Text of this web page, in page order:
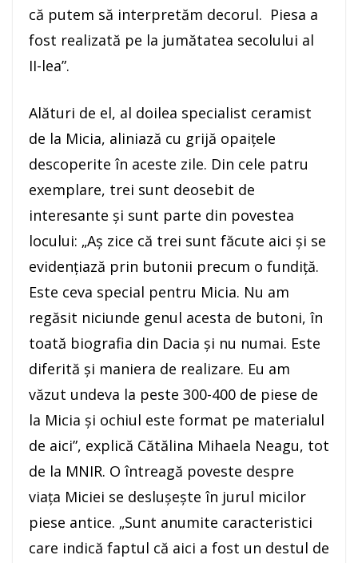
că putem să interpretăm decorul. Piesa a
fost realizată pe la jumătatea secolului al
II-lea”.
Alături de el, al doilea specialist ceramist
de la Micia, aliniază cu grijă opaiţele
descoperite în aceste zile. Din cele patru
exemplare, trei sunt deosebit de
interesante şi sunt parte din povestea
locului: „Aş zice că trei sunt făcute aici şi se
evidenţiază prin butonii precum o fundiţă.
Este ceva special pentru Micia. Nu am
regăsit niciunde genul acesta de butoni, în
toată biografia din Dacia şi nu numai. Este
diferită şi maniera de realizare. Eu am
văzut undeva la peste 300-400 de piese de
la Micia şi ochiul este format pe materialul
de aici”, explică Cătălina Mihaela Neagu, tot
de la MNIR. O întreagă poveste despre
viaţa Miciei se desluşeşte în jurul micilor
piese antice. „Sunt anumite caracteristici
care indică faptul că aici a fost un destul de